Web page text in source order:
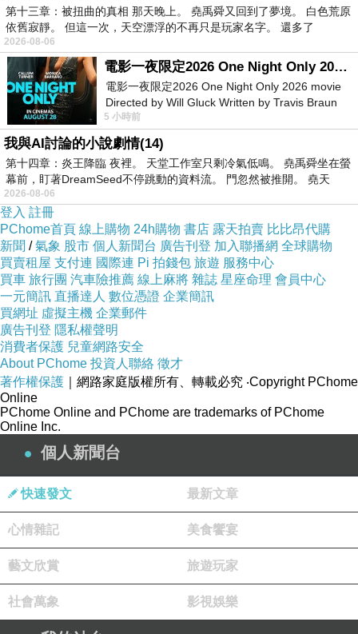
谷哥大神 發現【CUMAR】CUMAR 奢金主義 水
鑽立體蝴蝶結高跟鞋(深藍色)的評價真的不錯想
想哪裡買最便宜.心得文.試用文.分享文行李箱/旅
遊用品分享推薦.好用.推薦.評價.熱銷.開箱文.優
缺點比較
最後選擇在這購買【CUMAR】CUMAR 奢金主
義 水鑽立體蝴蝶結高跟鞋(深藍色) 的原因,是因為
比較有保障,也不會遇到詐騙集團,所以才選擇在
這購入
更多資料、資訊參考分享↓↓↓
第十三章：被扭曲的真相 那天晚上。 堯禹舜又回到了夢境。 白色荒原
依舊寂靜。 但這一次，天空漂浮的不再只是玩家名字。 還多了
2026-08-06
電影一夜限定2026 One Night Only 2026 movie
電影一夜限定2026 One Night Only 2026 movie
Directed by Will Gluck Written by Travis Braun
Starring Monica Barbaro
5 小時前
我與AI討論的小說劇情(14)
第十四章：炎王降臨 夜裡。 天堂工作室只剩冷氣低鳴。 堯禹舜坐在螢
幕前，盯著DreamSeed不停跳動的資料流。 門忽然被推開。 堯天
2026-08-06
登入 註冊
PChome首頁 線上購物 24h購物 書店 露天拍賣 比比昂代購
新聞 /氣象 股市 個人新聞台 廣告刊登 加入聯播網 全球購物
買賣租屋 支付連 國際連 Pi 拍錢包 旅遊 服務中心
買車 旅行團 汽車險推薦 線上麻將 雜誌 星座命理 會員中心
一元簡訊 直播達人 數位憑證 企業簡訊
買網址 虛擬主機 企業郵件
廣告刊登 隱私權聲明
消費者保護 兒童網路安全
About PChome 投資人聯絡 徵才
著作權保護 ｜網路家庭版權所有、轉載必究 ‧Copyright PChome
Online
PChome Online and PChome are trademarks of PChome
Online Inc.
個人新聞台
快速發文 最新文章
心情雜記 美食饗宴
藝文欣賞 旅遊玩家
社會萬象 影視娛樂